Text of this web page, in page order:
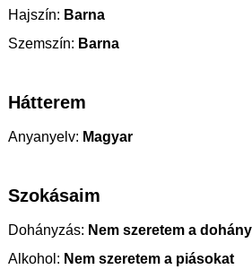
Hajszín: Barna
Szemszín: Barna
Hátterem
Anyanyelv: Magyar
Szokásaim
Dohányzás: Nem szeretem a
Alkohol: Nem szeretem a piásokat